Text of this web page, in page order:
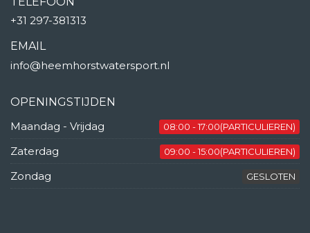
+31 297-381313
EMAIL
info@heemhorstwatersport.nl
OPENINGSTIJDEN
Maandag - Vrijdag
08:00 - 17:00(PARTICULIEREN)
Zaterdag 09:00 - 15:00(PARTICULIEREN)
Zondag GESLOTEN